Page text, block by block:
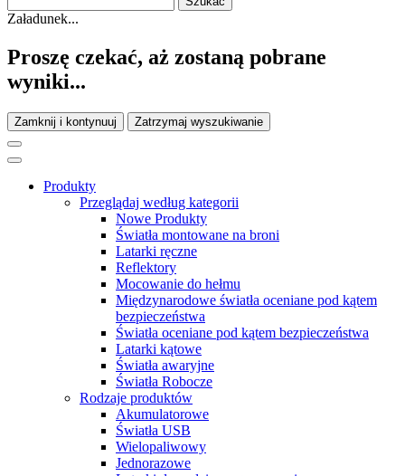
Załadunek...
Proszę czekać, aż zostaną pobrane
wyniki...
Zamknij i kontynuuj Zatrzymaj wyszukiwanie
Produkty
Przeglądaj według kategorii
Nowe Produkty
Światła montowane na broni
Latarki ręczne
Reflektory
Mocowanie do hełmu
Międzynarodowe światła oceniane pod kątem
bezpieczeństwa
Światła oceniane pod kątem bezpieczeństwa
Latarki kątowe
Światła awaryjne
Światła Robocze
Rodzaje produktów
Akumulatorowe
Światła USB
Wielopaliwowy
Jednorazowe